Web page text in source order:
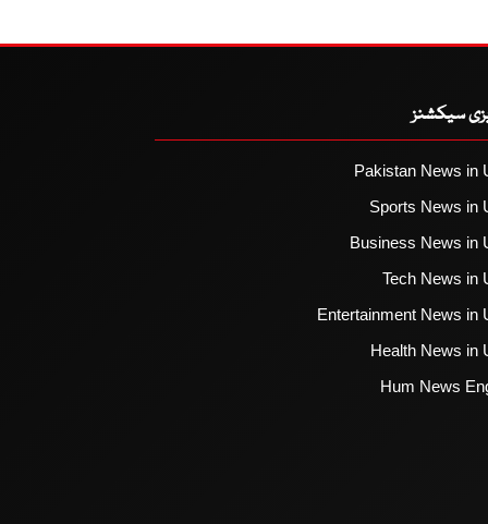
سیکشنز
Pakistan News in
Sports News in
Business News in
Tech News in
Entertainment News in
Health News in
Hum News